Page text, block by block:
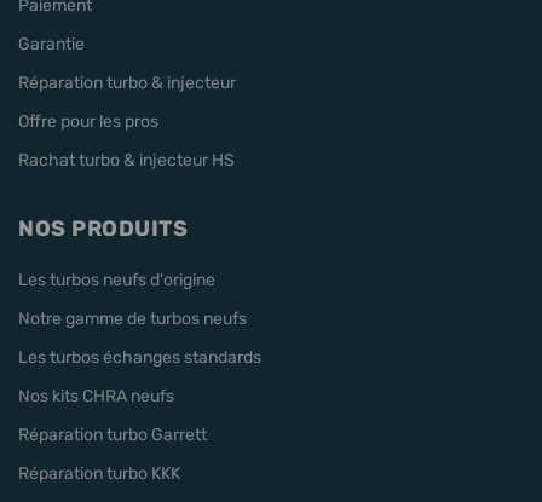
Paiement
Garantie
Réparation turbo & injecteur
Offre pour les pros
Rachat turbo & injecteur HS
NOS PRODUITS
Les turbos neufs d'origine
Notre gamme de turbos neufs
Les turbos échanges standards
Nos kits CHRA neufs
Réparation turbo Garrett
Réparation turbo KKK